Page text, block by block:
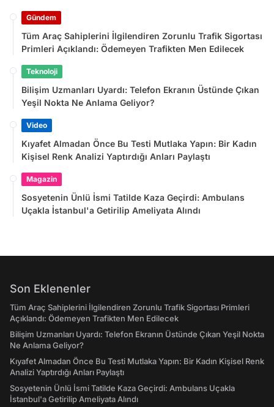
Gündem
Tüm Araç Sahiplerini İlgilendiren Zorunlu Trafik Sigortası
Primleri Açıklandı: Ödemeyen Trafikten Men Edilecek
Teknoloji
Bilişim Uzmanları Uyardı: Telefon Ekranın Üstünde Çıkan
Yeşil Nokta Ne Anlama Geliyor?
Video
Kıyafet Almadan Önce Bu Testi Mutlaka Yapın: Bir Kadın
Kişisel Renk Analizi Yaptırdığı Anları Paylaştı
Magazin
Sosyetenin Ünlü İsmi Tatilde Kaza Geçirdi: Ambulans
Uçakla İstanbul'a Getirilip Ameliyata Alındı
Son Eklenenler
Tüm Araç Sahiplerini İlgilendiren Zorunlu Trafik Sigortası Primleri
Açıklandı: Ödemeyen Trafikten Men Edilecek
Bilişim Uzmanları Uyardı: Telefon Ekranın Üstünde Çıkan Yeşil Nokta
Ne Anlama Geliyor?
Kıyafet Almadan Önce Bu Testi Mutlaka Yapın: Bir Kadın Kişisel Renk
Analizi Yaptırdığı Anları Paylaştı
Sosyetenin Ünlü İsmi Tatilde Kaza Geçirdi: Ambulans Uçakla
İstanbul'a Getirilip Ameliyata Alındı